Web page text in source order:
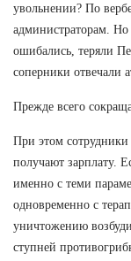
увольнении? По
администраторам. Но
ошибались, теряли
соперники отвечали
Прежде всего
При этом
получают зарплату.
именно с теми
одновременно с
уничтожению
ступней